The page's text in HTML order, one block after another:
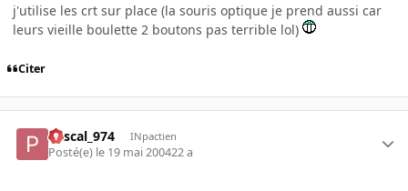
j'utilise les crt sur place (la souris optique je prend aussi car
leurs vieille boulette 2 boutons pas terrible lol)
Citer
Pascal_974 INpactien
Posté(e) le 19 mai 200422 a